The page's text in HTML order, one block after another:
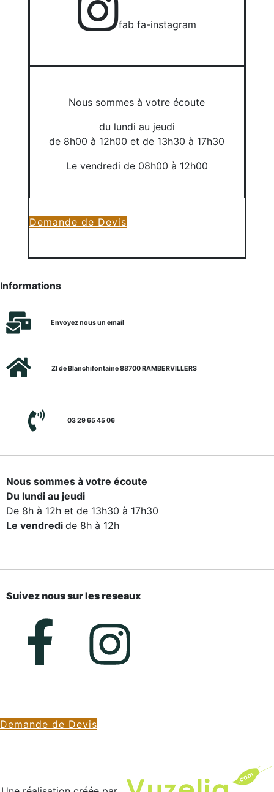
fab fa-instagram
Nous sommes à votre écoute
du lundi au jeudi
de 8h00 à 12h00 et de 13h30 à 17h30
Le vendredi de 08h00 à 12h00
Demande de Devis
Informations
Envoyez nous un email
ZI de Blanchifontaine 88700 RAMBERVILLERS
03 29 65 45 06
Nous sommes à votre écoute
Du lundi au jeudi
De 8h à 12h et de 13h30 à 17h30
Le vendredi de 8h à 12h
Suivez nous sur les reseaux
Demande de Devis